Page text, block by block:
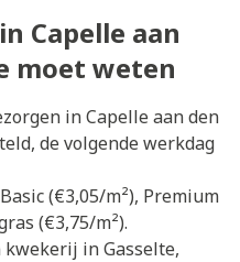
Capelle aan
moet weten
in Capelle aan den
de volgende werkdag
(€3,05/m²), Premium
(€3,75/m²).
kwekerij in Gasselte,